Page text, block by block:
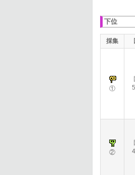
下位
採集
①
②